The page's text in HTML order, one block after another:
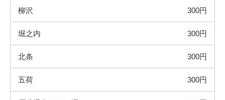
柳沢 300円
堀之内 300円
北条 300円
五荷 300円